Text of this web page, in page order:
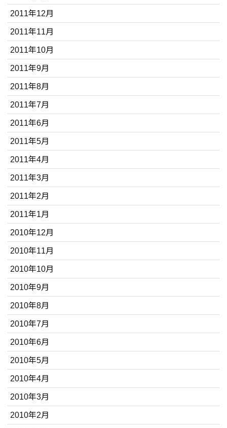
2011年12月
2011年11月
2011年10月
2011年9月
2011年8月
2011年7月
2011年6月
2011年5月
2011年4月
2011年3月
2011年2月
2011年1月
2010年12月
2010年11月
2010年10月
2010年9月
2010年8月
2010年7月
2010年6月
2010年5月
2010年4月
2010年3月
2010年2月